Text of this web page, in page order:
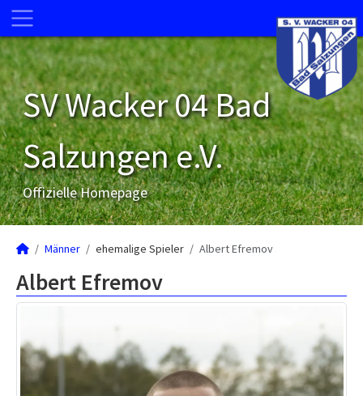
SV Wacker 04 Bad
Salzungen e.V.
Offizielle Homepage
Männer ehemalige Spieler Albert Efremov
Albert Efremov